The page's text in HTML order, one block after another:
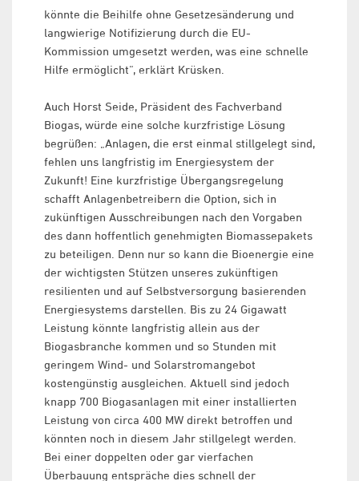
könnte die Beihilfe ohne Gesetzesänderung und
langwierige Notifizierung durch die EU-
Kommission umgesetzt werden, was eine schnelle
Hilfe ermöglicht“, erklärt Krüsken.
Auch Horst Seide, Präsident des Fachverband
Biogas, würde eine solche kurzfristige Lösung
begrüßen: „Anlagen, die erst einmal stillgelegt sind,
fehlen uns langfristig im Energiesystem der
Zukunft! Eine kurzfristige Übergangsregelung
schafft Anlagenbetreibern die Option, sich in
zukünftigen Ausschreibungen nach den Vorgaben
des dann hoffentlich genehmigten Biomassepakets
zu beteiligen. Denn nur so kann die Bioenergie eine
der wichtigsten Stützen unseres zukünftigen
resilienten und auf Selbstversorgung basierenden
Energiesystems darstellen. Bis zu 24 Gigawatt
Leistung könnte langfristig allein aus der
Biogasbranche kommen und so Stunden mit
geringem Wind- und Solarstromangebot
kostengünstig ausgleichen. Aktuell sind jedoch
knapp 700 Biogasanlagen mit einer installierten
Leistung von circa 400 MW direkt betroffen und
könnten noch in diesem Jahr stillgelegt werden.
Bei einer doppelten oder gar vierfachen
Überbauung entspräche dies schnell der